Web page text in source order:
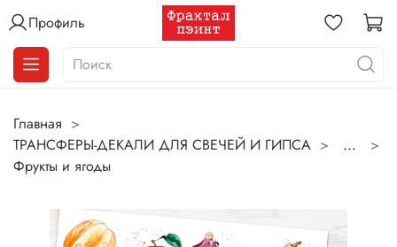
Профиль
Главная
ТРАНСФЕРЫ-ДЕКАЛИ ДЛЯ СВЕЧЕЙ И ГИПСА
...
Фрукты и ягоды